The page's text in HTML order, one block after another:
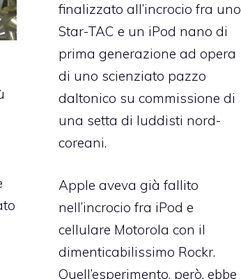
finalizzato all’incrocio fra uno
Star-TAC e un iPod nano di
prima generazione ad opera
di uno scienziato pazzo
daltonico su commissione di
una setta di luddisti nord-
coreani.
Apple aveva già fallito
nell’incrocio fra iPod e
cellulare Motorola con il
dimenticabilissimo Rockr.
Quell’esperimento, però, ebbe